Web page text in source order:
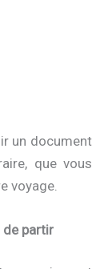
un document
que vous
voyage.
de partir